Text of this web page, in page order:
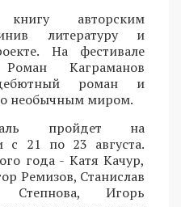
авторским
литературу и
На фестивале
Каграманов
роман и
необычным миром.
пройдет на
с 21 по 23 августа.
года - Катя Качур,
Ремизов, Станислав
Степнова, Игорь